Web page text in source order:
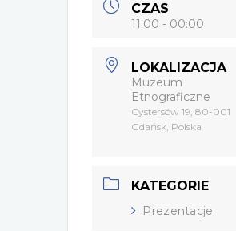
CZAS
11:00 - 00:00
LOKALIZACJA
Muzeum
Etnograficzne
Cystersów 19, 80-001
Gdańsk, Polska
KATEGORIE
Prezentacje